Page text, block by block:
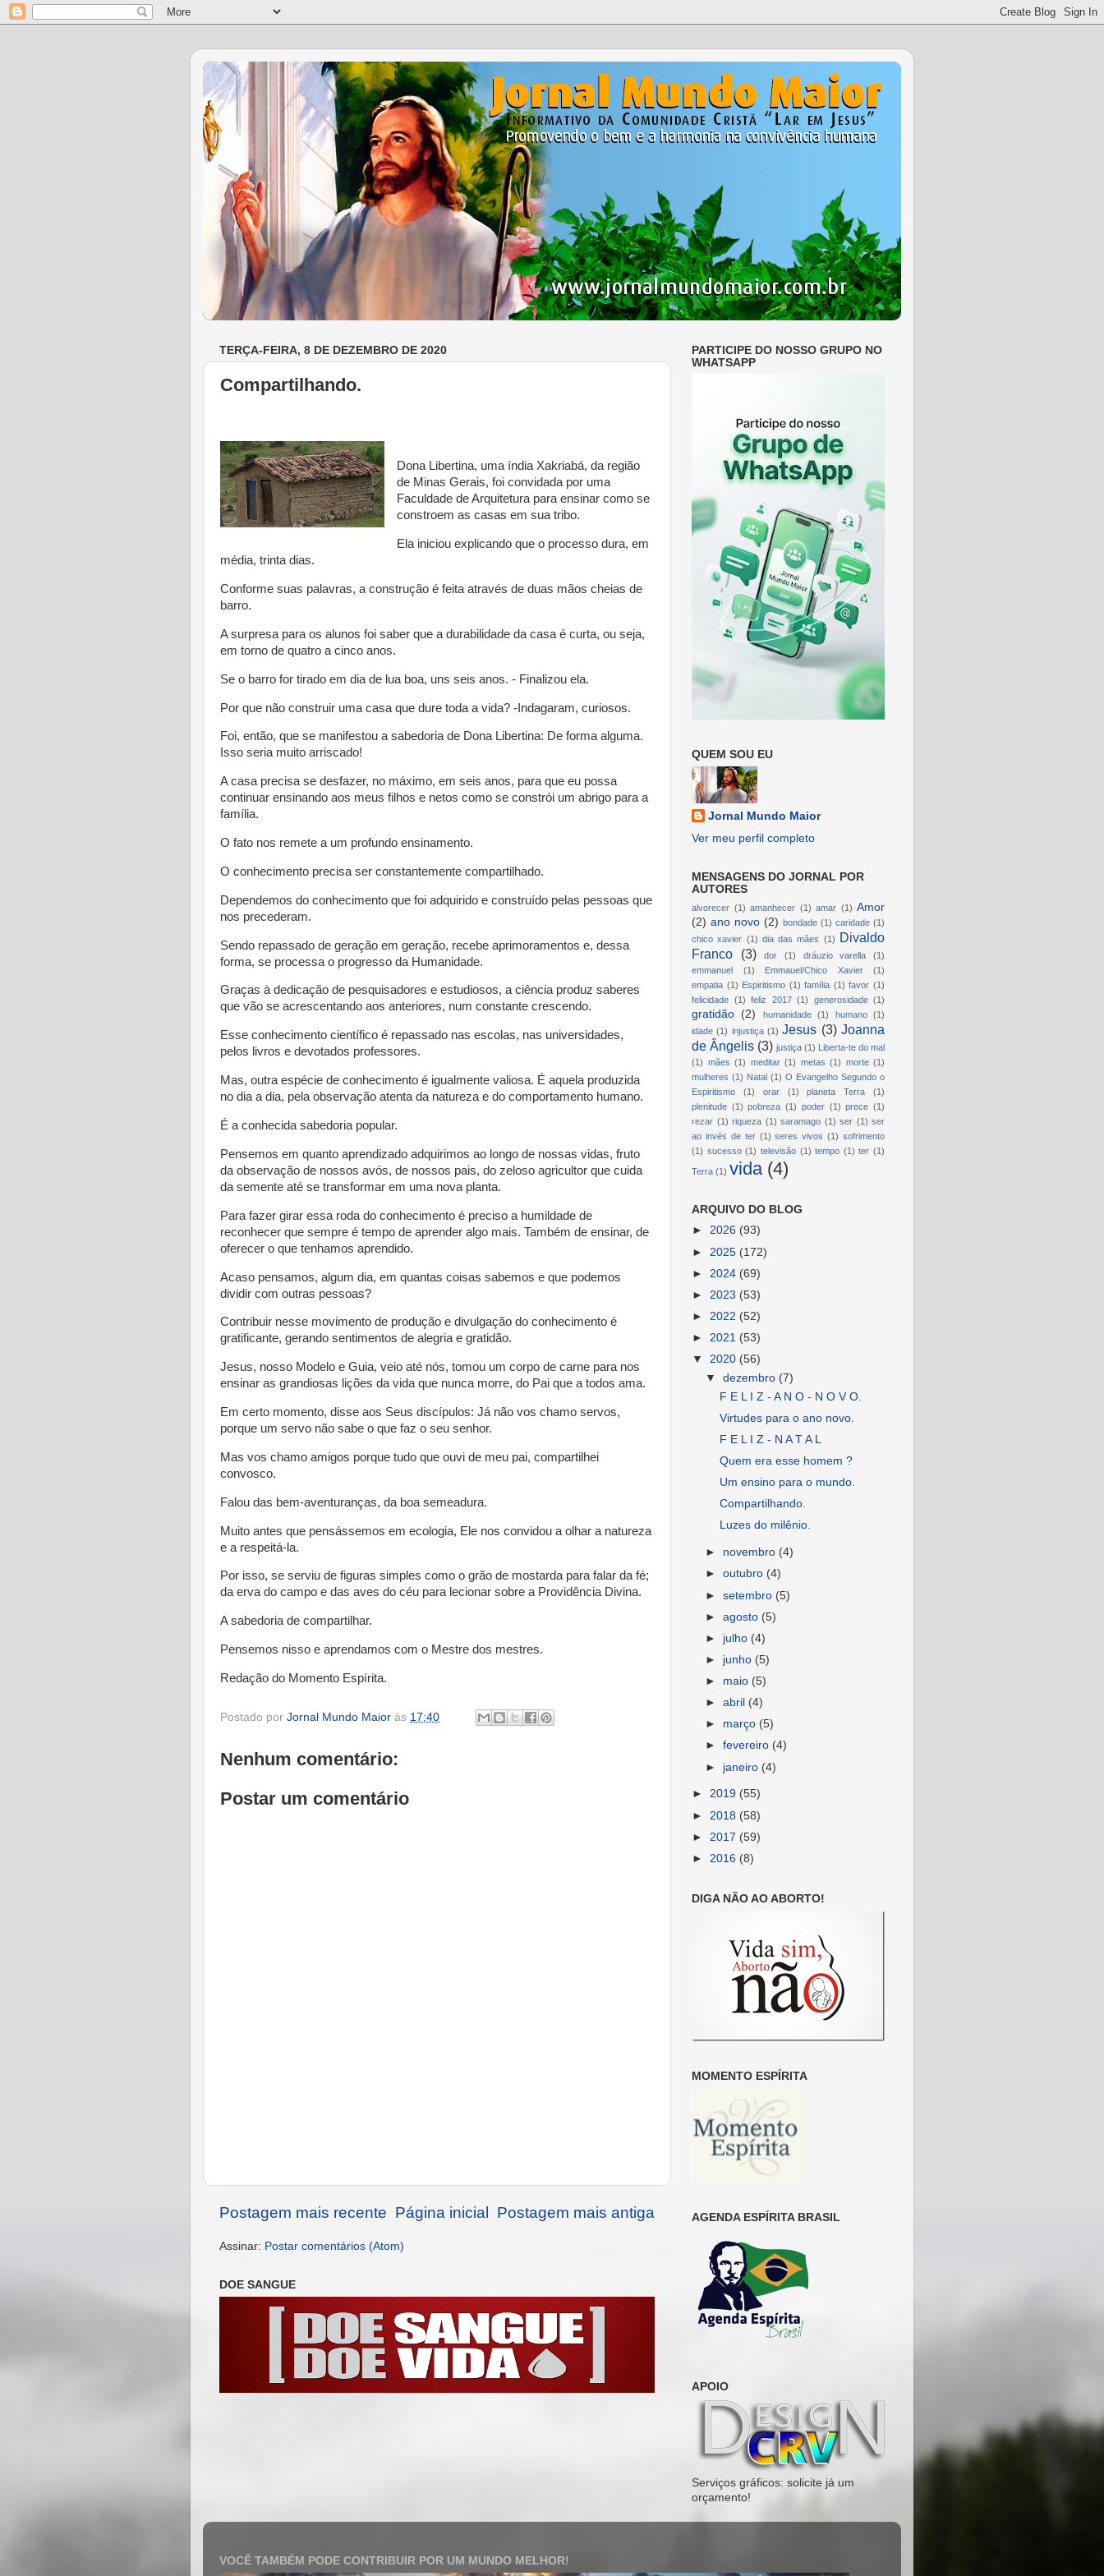
TERÇA-FEIRA, 8 DE DEZEMBRO DE 2020
Compartilhando.
Dona Libertina, uma índia Xakriabá, da região
de Minas Gerais, foi convidada por uma
Faculdade de Arquitetura para ensinar como se
constroem as casas em sua tribo.
Ela iniciou explicando que o processo dura, em
média, trinta dias.
Conforme suas palavras, a construção é feita através de duas mãos cheias de
barro.
A surpresa para os alunos foi saber que a durabilidade da casa é curta, ou seja,
em torno de quatro a cinco anos.
Se o barro for tirado em dia de lua boa, uns seis anos. - Finalizou ela.
Por que não construir uma casa que dure toda a vida? -Indagaram, curiosos.
Foi, então, que se manifestou a sabedoria de Dona Libertina: De forma alguma.
Isso seria muito arriscado!
A casa precisa se desfazer, no máximo, em seis anos, para que eu possa
continuar ensinando aos meus filhos e netos como se constrói um abrigo para a
família.
O fato nos remete a um profundo ensinamento.
O conhecimento precisa ser constantemente compartilhado.
Dependemos do conhecimento que foi adquirido e construído pelas pessoas que
nos precederam.
Sendo repassado de geração em geração, recebe aprimoramentos e, dessa
forma, se processa o progresso da Humanidade.
Graças à dedicação de pesquisadores e estudiosos, a ciência produz saberes
que vão se acrescentando aos anteriores, num constante crescendo.
Esse conhecimento científico é repassado nas escolas, nas universidades,
pelos livros e devotados professores.
Mas, outra espécie de conhecimento é igualmente valiosa. É aquela produzida
no dia a dia, pela observação atenta da natureza e do comportamento humano.
É a conhecida sabedoria popular.
Pensemos em quanto aprendizado adquirimos ao longo de nossas vidas, fruto
da observação de nossos avós, de nossos pais, do zeloso agricultor que cuida
da semente até se transformar em uma nova planta.
Para fazer girar essa roda do conhecimento é preciso a humildade de
reconhecer que sempre é tempo de aprender algo mais. Também de ensinar, de
oferecer o que tenhamos aprendido.
Acaso pensamos, algum dia, em quantas coisas sabemos e que podemos
dividir com outras pessoas?
Contribuir nesse movimento de produção e divulgação do conhecimento é
gratificante, gerando sentimentos de alegria e gratidão.
Jesus, nosso Modelo e Guia, veio até nós, tomou um corpo de carne para nos
ensinar as grandiosas lições da vida que nunca morre, do Pai que a todos ama.
Em certo momento, disse aos Seus discípulos: Já não vos chamo servos,
porque um servo não sabe o que faz o seu senhor.
Mas vos chamo amigos porque tudo que ouvi de meu pai, compartilhei
convosco.
Falou das bem-aventuranças, da boa semeadura.
Muito antes que pensássemos em ecologia, Ele nos convidou a olhar a natureza
e a respeitá-la.
Por isso, se serviu de figuras simples como o grão de mostarda para falar da fé;
da erva do campo e das aves do céu para lecionar sobre a Providência Divina.
A sabedoria de compartilhar.
Pensemos nisso e aprendamos com o Mestre dos mestres.
Redação do Momento Espírita.
Postado por Jornal Mundo Maior às 17:40
Nenhum comentário:
Postar um comentário
Postagem mais recente Postagem mais antiga
Página inicial
Assinar: Postar comentários (Atom)
DOE SANGUE
PARTICIPE DO NOSSO GRUPO NO
WHATSAPP
QUEM SOU EU
Jornal Mundo Maior
Ver meu perfil completo
MENSAGENS DO JORNAL POR
AUTORES
alvorecer (1) amanhecer (1) amar (1) Amor
(2) ano novo (2) bondade (1) caridade (1)
chico xavier (1) dia das mães (1) Divaldo
Franco
(3) dor (1) dráuzio varella
(1)
emmanuel
(1) Emmauel/Chico Xavier
(1)
empatia (1) Espiritismo (1) família (1) favor (1)
felicidade (1) feliz 2017 (1) generosidade (1)
gratidão (2) humanidade (1) humano
(1)
idade (1) injustiça (1) Jesus (3) Joanna
de Ângelis (3) justiça (1)
Liberta-te do mal
(1) mães (1) meditar (1) metas (1) morte (1)
mulheres (1) Natal (1) O Evangelho Segundo o
Espiritismo
(1) orar (1) planeta Terra
(1)
plenitude (1) pobreza (1) poder (1) prece (1)
rezar (1) riqueza (1) saramago (1) ser (1) ser
ao invés de ter (1) seres vivos (1) sofrimento
(1) sucesso (1) televisão (1) tempo (1) ter (1)
Terra (1) vida (4)
ARQUIVO DO BLOG
► 2026 (93)
► 2025 (172)
► 2024 (69)
► 2023 (53)
► 2022 (52)
► 2021 (53)
▼ 2020 (56)
▼dezembro (7)
F E L I Z - A N O - N O V O.
Virtudes para o ano novo.
F E L I Z - N A T A L
Quem era esse homem ?
Um ensino para o mundo.
Compartilhando.
Luzes do milênio.
► novembro (4)
►outubro (4)
►setembro (5)
►agosto (5)
► julho (4)
► junho (5)
► maio (5)
►abril (4)
► março (5)
►fevereiro (4)
► janeiro (4)
► 2019 (55)
► 2018 (58)
► 2017 (59)
► 2016 (8)
DIGA NÃO AO ABORTO!
MOMENTO ESPÍRITA
AGENDA ESPÍRITA BRASIL
APOIO
Serviços gráficos: solicite já um
orçamento!
VOCÊ TAMBÉM PODE CONTRIBUIR POR UM MUNDO MELHOR!